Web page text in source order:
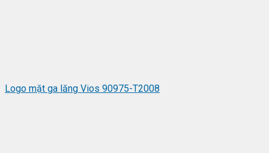
Logo mặt ga lăng Vios 90975-T2008